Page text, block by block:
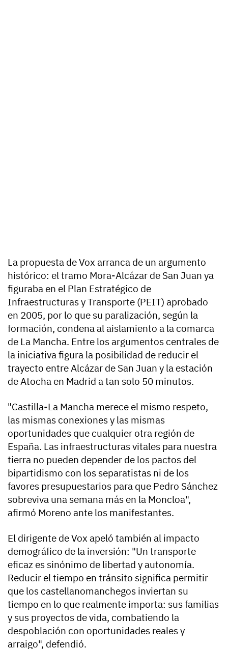
La propuesta de Vox arranca de un argumento
histórico: el tramo Mora-Alcázar de San Juan ya
figuraba en el Plan Estratégico de
Infraestructuras y Transporte (PEIT) aprobado
en 2005, por lo que su paralización, según la
formación, condena al aislamiento a la comarca
de La Mancha. Entre los argumentos centrales de
la iniciativa figura la posibilidad de reducir el
trayecto entre Alcázar de San Juan y la estación
de Atocha en Madrid a tan solo 50 minutos.
"Castilla-La Mancha merece el mismo respeto,
las mismas conexiones y las mismas
oportunidades que cualquier otra región de
España. Las infraestructuras vitales para nuestra
tierra no pueden depender de los pactos del
bipartidismo con los separatistas ni de los
favores presupuestarios para que Pedro Sánchez
sobreviva una semana más en la Moncloa",
afirmó Moreno ante los manifestantes.
El dirigente de Vox apeló también al impacto
demográfico de la inversión: "Un transporte
eficaz es sinónimo de libertad y autonomía.
Reducir el tiempo en tránsito significa permitir
que los castellanomanchegos inviertan su
tiempo en lo que realmente importa: sus familias
y sus proyectos de vida, combatiendo la
despoblación con oportunidades reales y
arraigo", defendió.